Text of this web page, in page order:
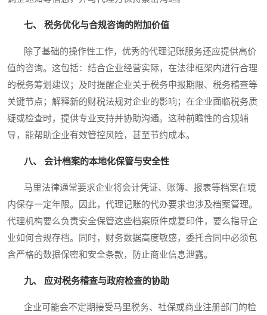
七、 税务优化与合规咨询的附加价值
除了基础的操作性工作，优秀的代理记账服务还应提供高价
值的咨询。这包括：结合企业经营实际，在法律框架内进行合理
的税务筹划建议；及时提醒企业关于税务申报期限、税务稽查等
关键节点；解释新的财税法规对企业的影响；在企业面临税务质
疑或检查时，提供专业支持并协助沟通。这种前瞻性的合规辅
导，能帮助企业有效管控风险，甚至节约成本。
八、 会计档案的本地化保管与安全性
马里法律通常要求企业将会计凭证、账簿、报表等档案在境
内保存一定年限。因此，代理记账的代办要求也涉及档案管理。
代理机构要么负责安全保管这些档案原件或复印件，要么指导企
业如何合规存档。同时，财务数据高度敏感，委托合同中必须包
含严格的数据保密和安全条款，防止商业信息泄露。
九、 应对税务稽查与政府检查的协助
企业可能会不定期接受马里税务、社保或商业注册部门的检